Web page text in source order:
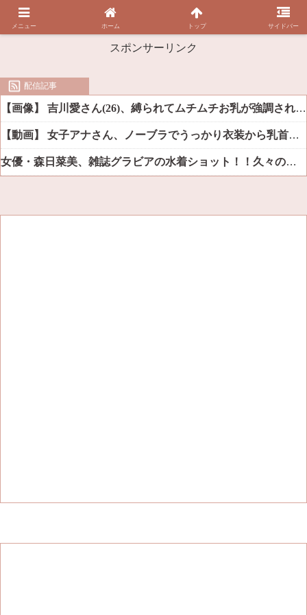
スポンサーリンク
配信記事
【画像】 吉川愛さん(26)、縛られてムチムチお乳が強調されてしまう
【動画】 女子アナさん、ノーブラでうっかり衣装から乳首が透けてしまう放送事故ｗｗｗ
女優・森日菜美、雑誌グラビアの水着ショット！！久々の姿にファン悶絶ｗｗ
メニュー ホーム トップ サイドバー